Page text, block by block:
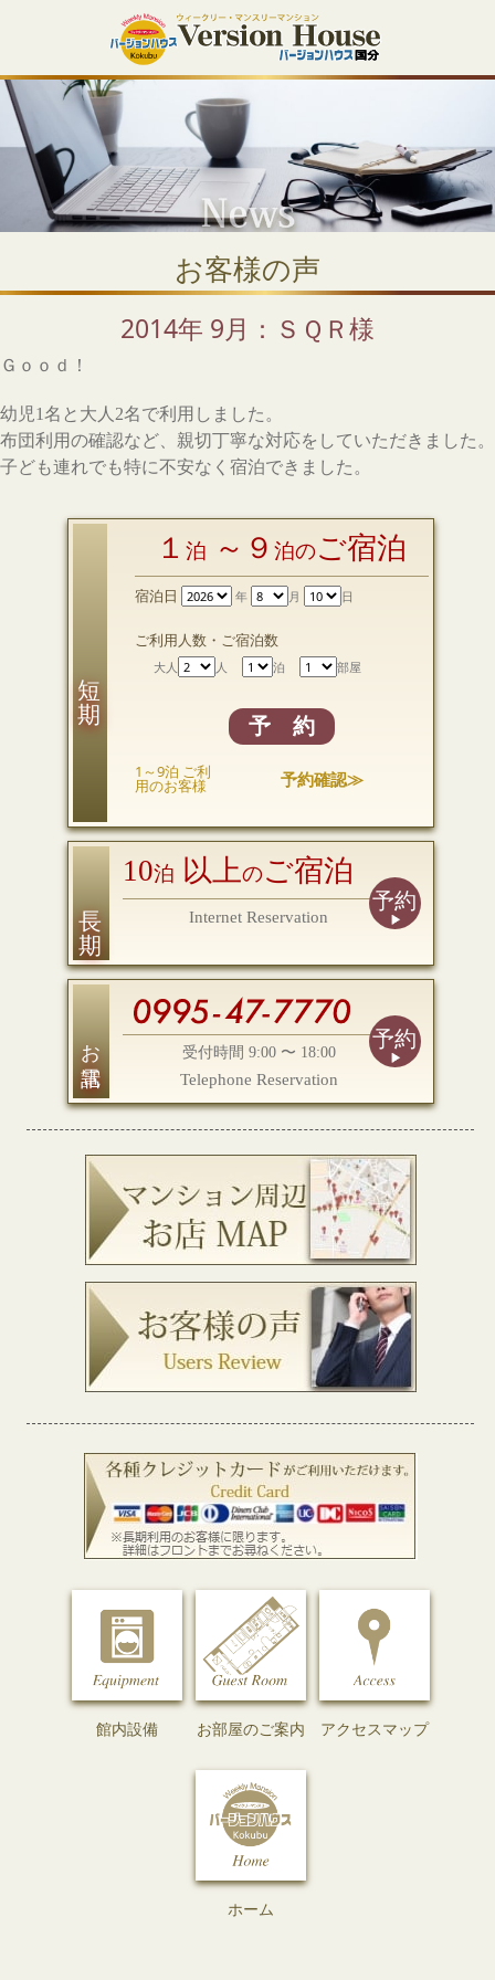
お客様の声
2014年 9月：ＳＱＲ様
Ｇｏｏｄ！
幼児1名と大人2名で利用しました。
布団利用の確認など、親切丁寧な対応をしていただきました。
子ども連れでも特に不安なく宿泊できました。
１ 泊 ～９ 泊のご宿泊
宿泊日 年 月 日
ご利用人数・ご宿泊数
大人 人 泊 部屋
予 約
1～9泊 ご利
用のお客様 予約確認≫
10泊 以上のご宿泊
Internet Reservation
予約
お電話 受付時間 9:00 〜 18:00
Telephone Reservation
予約
館内設備 お部屋のご案内 アクセスマップ
ホーム